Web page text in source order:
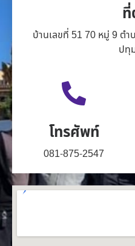
บ้านเลขที่ 51 70 หมู่ 9 ตำ
ปทุ
โทรศัพท์
081-875-2547